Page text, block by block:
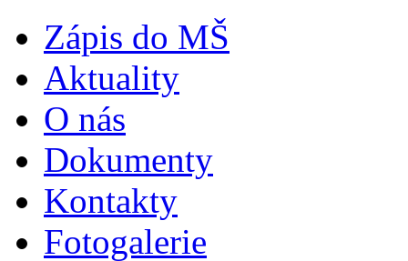
Zápis do MŠ
Aktuality
O nás
Dokumenty
Kontakty
Fotogalerie